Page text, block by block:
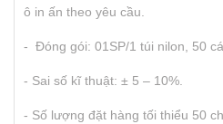
ô in ấn theo yêu cầu.
- Đóng gói: 01SP/1 túi nilon, 50
- Sai số kĩ thuật: ± 5 – 10%.
- Số lượng đặt hàng tối thiểu 50